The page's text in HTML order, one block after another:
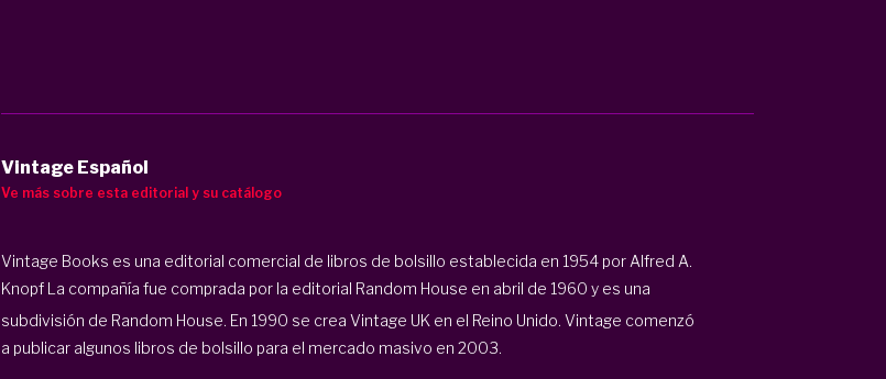
Vintage Español
Ve más sobre esta editorial y su catálogo
Vintage Books es una editorial comercial de libros de bolsillo establecida en 1954 por Alfred A.
Knopf La compañía fue comprada por la editorial Random House en abril de 1960 y es una
subdivisión de Random House. En 1990 se crea Vintage UK en el Reino Unido. Vintage comenzó
a publicar algunos libros de bolsillo para el mercado masivo en 2003.